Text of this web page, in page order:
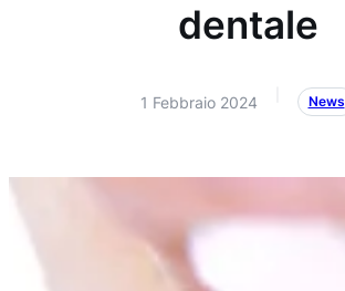
dentale
1 Febbraio 2024 News